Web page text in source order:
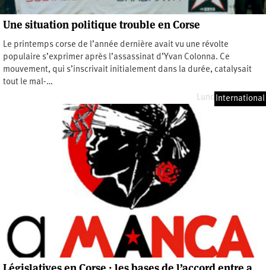
Une situation politique trouble en Corse
Le printemps corse de l’année dernière avait vu une révolte
populaire s’exprimer après l’assassinat d’Yvan Colonna. Ce
mouvement, qui s’inscrivait initialement dans la durée, catalysait
tout le mal-…
Lundi 12 juin 2023
International